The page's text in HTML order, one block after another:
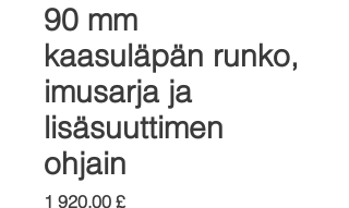
90 mm
kaasuläpän runko,
imusarja ja
lisäsuuttimen
ohjain
1 920,00 £Hinta